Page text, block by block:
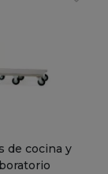
de cocina y